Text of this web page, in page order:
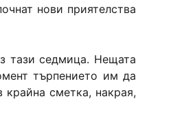
нови приятелства
тази седмица. Нещата
търпението им да
сметка, накрая,